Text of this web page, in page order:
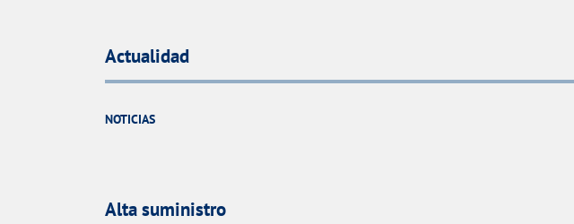
Actualidad
NOTICIAS
Alta suministro